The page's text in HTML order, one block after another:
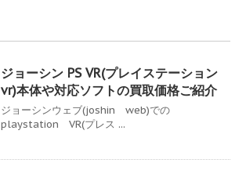
ジョーシン PS VR(プレイステーション
vr)本体や対応ソフトの買取価格ご紹介
ジョーシンウェブ(joshin web)での
playstation VR(プレス ...